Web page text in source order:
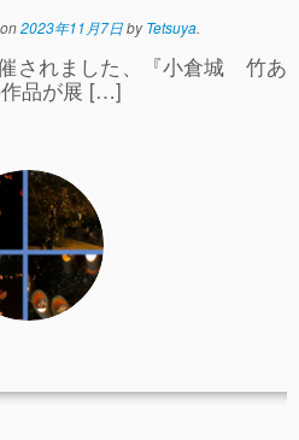
ラブ)
on2023年11月7日byTetsuya.
た、『小倉城 竹あ
品が展 […]